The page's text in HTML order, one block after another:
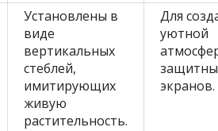
Установлены в
виде
вертикальных
стеблей,
имитирующих
живую
растительность.
Для
уютной
экранов.